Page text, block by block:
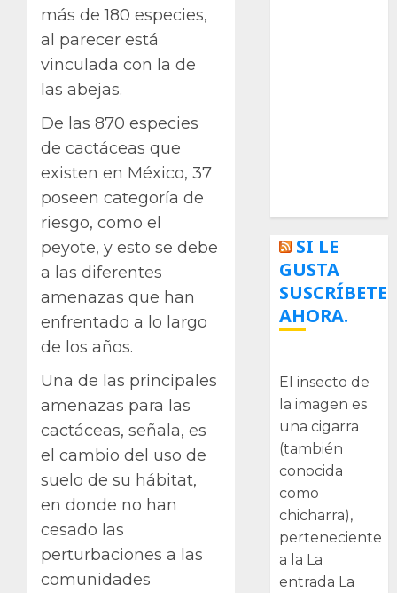
más de 180 especies,
al parecer está
vinculada con la de
las abejas.
De las 870 especies
de cactáceas que
existen en México, 37
poseen categoría de
riesgo, como el
peyote, y esto se debe
a las diferentes
amenazas que han
enfrentado a lo largo
de los años.
Una de las principales
amenazas para las
cactáceas, señala, es
el cambio del uso de
suelo de su hábitat,
en donde no han
cesado las
perturbaciones a las
comunidades
SI LE
GUSTA
SUSCRÍBETE
AHORA.
El insecto de
la imagen es
una cigarra
(también
conocida
como
chicharra),
perteneciente
a la La
entrada La